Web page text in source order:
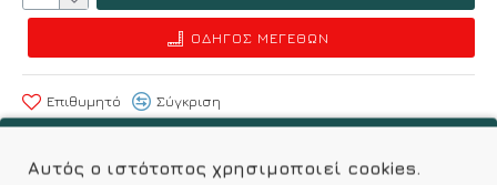
Σύμφωνα με 0 αξιολογήσεις. Γράψτε μια κριτική
ΟΔΗΓΌΣ ΜΕΓΕΘΏΝ
Επιθυμητό Σύγκριση
Αυτός ο ιστότοπος χρησιμοποιεί cookies.